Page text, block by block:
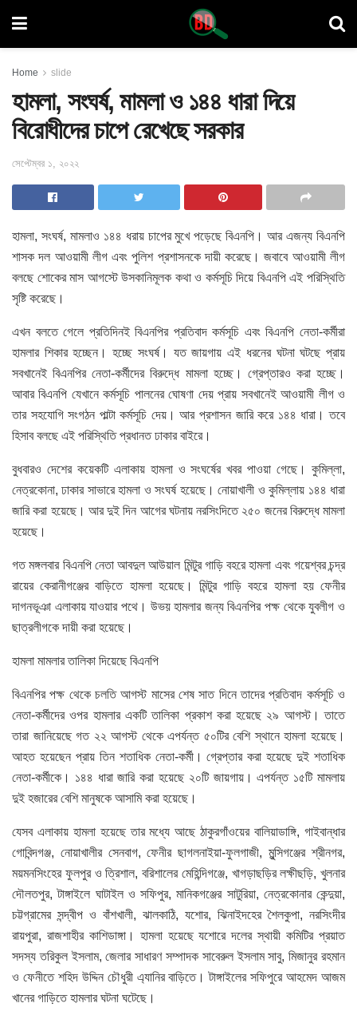
Home slide
হামলা, সংঘর্ষ, মামলা ও ১৪৪ ধারা দিয়ে
বিরোধীদের চাপে রেখেছে সরকার
সেপ্টেম্বর ১, ২০২২
হামলা, সংঘর্ষ, মামলাও ১৪৪ ধরায় চাপের মুখে পড়েছে বিএনপি। আর এজন্য বিএনপি
শাসক দল আওয়ামী লীগ এবং পুলিশ প্রশাসনকে দায়ী করেছে। জবাবে আওয়ামী লীগ
বলছে শোকের মাস আগস্টে উসকানিমূলক কথা ও কর্মসূচি দিয়ে বিএনপি এই পরিস্থিতি
সৃষ্টি করেছে।
এখন বলতে গেলে প্রতিদিনই বিএনপির প্রতিবাদ কর্মসূচি এবং বিএনপি নেতা-কর্মীরা
হামলার শিকার হচ্ছেন। হচ্ছে সংঘর্ষ। যত জায়গায় এই ধরনের ঘটনা ঘটছে প্রায়
সবখানেই বিএনপির নেতা-কর্মীদের বিরুদ্ধে মামলা হচ্ছে। গ্রেপ্তারও করা হচ্ছে।
আবার বিএনপি যেখানে কর্মসূচি পালনের ঘোষণা দেয় প্রায় সবখানেই আওয়ামী লীগ ও
তার সহযোগি সংগঠন পাল্টা কর্মসূচি দেয়। আর প্রশাসন জারি করে ১৪৪ ধারা। তবে
হিসাব বলছে এই পরিস্থিতি প্রধানত ঢাকার বাইরে।
বুধবারও দেশের কয়েকটি এলাকায় হামলা ও সংঘর্ষের খবর পাওয়া গেছে। কুমিল্লা,
নেত্রকোনা, ঢাকার সাভারে হামলা ও সংঘর্ষ হয়েছে। নোয়াখালী ও কুমিল্লায় ১৪৪ ধারা
জারি করা হয়েছে। আর দুই দিন আগের ঘটনায় নরসিংদিতে ২৫০ জনের বিরুদ্ধে মামলা
হয়েছে।
গত মঙ্গলবার বিএনপি নেতা আবদুল আউয়াল মিন্টুর গাড়ি বহরে হামলা এবং গয়েশ্বর চন্দ্র
রায়ের কেরানীগঞ্জের বাড়িতে হামলা হয়েছে। মিন্টুর গাড়ি বহরে হামলা হয় ফেনীর
দাগনভূঞা এলাকায় যাওয়ার পথে। উভয় হামলার জন্য বিএনপির পক্ষ থেকে যুবলীগ ও
ছাত্রলীগকে দায়ী করা হয়েছে।
হামলা মামলার তালিকা দিয়েছে বিএনপি
বিএনপির পক্ষ থেকে চলতি আগস্ট মাসের শেষ সাত দিনে তাদের প্রতিবাদ কর্মসূচি ও
নেতা-কর্মীদের ওপর হামলার একটি তালিকা প্রকাশ করা হয়েছে ২৯ আগস্ট। তাতে
তারা জানিয়েছে গত ২২ আগস্ট থেকে এপর্যন্ত ৫০টির বেশি স্থানে হামলা হয়েছে।
আহত হয়েছেন প্রায় তিন শতাধিক নেতা-কর্মী। গ্রেপ্তার করা হয়েছে দুই শতাধিক
নেতা-কর্মীকে। ১৪৪ ধারা জারি করা হয়েছে ২০টি জায়গায়। এপর্যন্ত ১৫টি মামলায়
দুই হজারের বেশি মানুষকে আসামি করা হয়েছে।
যেসব এলাকায় হামলা হয়েছে তার মধ্যে আছে ঠাকুরগাঁওয়ের বালিয়াডাঙ্গি, গাইবান্ধার
গোবিন্দগঞ্জ, নোয়াখালীর সেনবাগ, ফেনীর ছাগলনাইয়া-ফুলগাজী, মুন্সিগঞ্জের শ্রীনগর,
ময়মনসিংহের ফুলপুর ও ত্রিশাল, বরিশালের মেহিন্দিগঞ্জে, খাগড়াছড়ির লক্ষীছড়ি, খুলনার
দৌলতপুর, টাঙ্গাইলে ঘাটাইল ও সফিপুর, মানিকগঞ্জের সাটুরিয়া, নেত্রকোনার কেন্দুয়া,
চট্টগ্রামের সন্দ্বীপ ও বাঁশখালী, ঝালকাঠি, যশোর, ঝিনাইদহের শৈলকুপা, নরসিংদীর
রায়পুরা, রাজশাহীর কাশিডাঙ্গা। হামলা হয়েছে যশোরে দলের স্থায়ী কমিটির প্রয়াত
সদস্য তরিকুল ইসলাম, জেলার সাধারণ সম্পাদক সাবেরুল ইসলাম সাবু, মিজানুর রহমান
ও ফেনীতে শহিদ উদ্দিন চৌধুরী এ্যানির বাড়িতে। টাঙ্গাইলের সফিপুরে আহমেদ আজম
খানের গাড়িতে হামলার ঘটনা ঘটেছে।